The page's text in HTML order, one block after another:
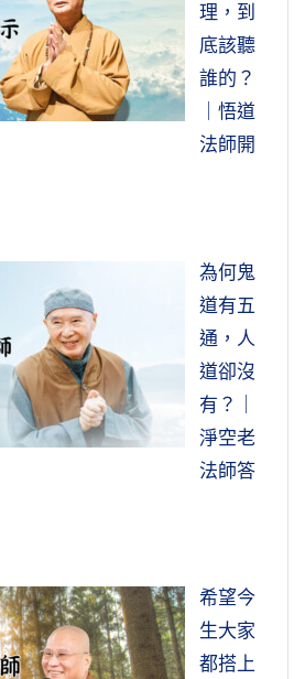
理，到
底該聽
誰的？
｜悟道
法師開
為何鬼
道有五
通，人
道卻沒
有？｜
淨空老
法師答
希望今
生大家
都搭上